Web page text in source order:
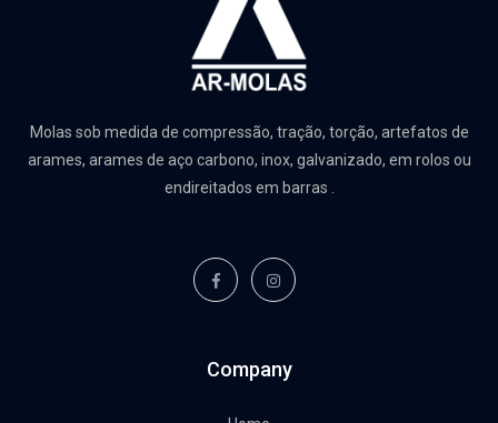
Molas sob medida de compressão, tração, torção, artefatos de
arames, arames de aço carbono, inox, galvanizado, em rolos ou
endireitados em barras .
Company